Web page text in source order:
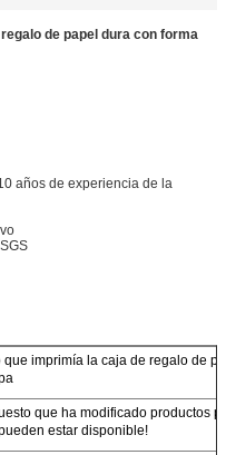
de papel dura con forma
años de experiencia de la
imprimía la caja de regalo de
que ha modificado productos
estar disponible!